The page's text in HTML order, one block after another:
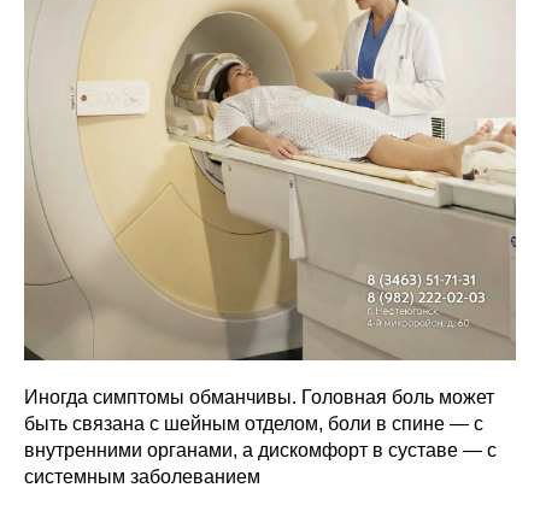
Иногда симптомы обманчивы. Головная боль может
быть связана с шейным отделом, боли в спине — с
внутренними органами, а дискомфорт в суставе — с
системным заболеванием